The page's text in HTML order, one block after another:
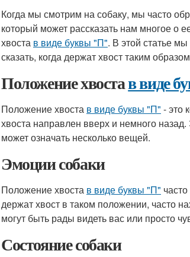
Когда мы смотрим на собаку, мы часто
который может рассказать нам многое о
хвоста в виде буквы "П". В этой статье
сказать, когда держат хвост таким
Положение хвостав виде
Положение хвоста в виде буквы "П" - это
хвоста направлен вверх и немного
может означать несколько вещей.
Эмоции собаки
Положение хвоста в виде буквы "П"
держат хвост в таком положении, часто
могут быть рады видеть вас или просто
Состояние собаки